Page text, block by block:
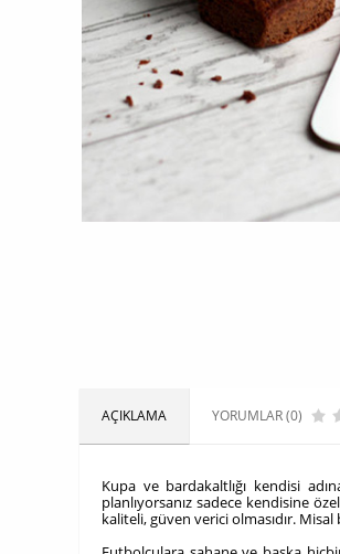
AÇIKLAMA YORUMLAR (0)
Kupa ve bardakaltlığı kendisi
planlıyorsanız sadece kendisine
kaliteli, güven verici olmasıdır.